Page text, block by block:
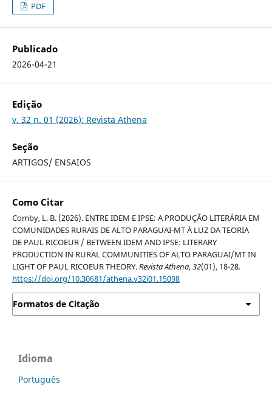
PDF
Publicado
2026-04-21
Edição
v. 32 n. 01 (2026): Revista Athena
Seção
ARTIGOS/ ENSAIOS
Como Citar
Comby, L. B. (2026). ENTRE IDEM E IPSE: A PRODUÇÃO LITERÁRIA EM
COMUNIDADES RURAIS DE ALTO PARAGUAI-MT À LUZ DA TEORIA
DE PAUL RICOEUR / BETWEEN IDEM AND IPSE: LITERARY
PRODUCTION IN RURAL COMMUNITIES OF ALTO PARAGUAI/MT IN
LIGHT OF PAUL RICOEUR THEORY.Revista Athena,32(01), 18-28.
https://doi.org/10.30681/athena.v32i01.15098
Formatos de Citação
Idioma
Português